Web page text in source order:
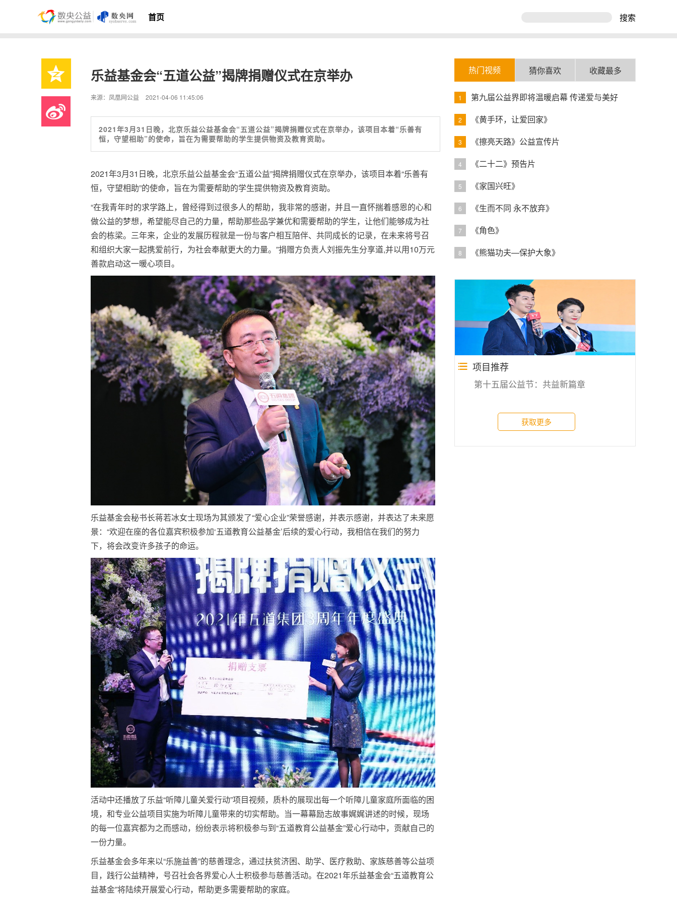
首页 搜索
乐益基金会“五道公益”揭牌捐赠仪式在京举办
来源：凤凰网公益 2021-04-06 11:45:06
2021年3月31日晚，北京乐益公益基金会“五道公益”揭牌捐赠仪式在京举办，该项目本着“乐善有
恒，守望相助”的使命，旨在为需要帮助的学生提供物资及教育资助。
2021年3月31日晚，北京乐益公益基金会“五道公益”揭牌捐赠仪式在京举办，该项目本着“乐善有
恒，守望相助”的使命，旨在为需要帮助的学生提供物资及教育资助。
“在我青年时的求学路上，曾经得到过很多人的帮助，我非常的感谢，并且一直怀揣着感恩的心和
做公益的梦想，希望能尽自己的力量，帮助那些品学兼优和需要帮助的学生，让他们能够成为社
会的栋梁。三年来，企业的发展历程就是一份与客户相互陪伴、共同成长的记录，在未来将号召
和组织大家一起携爱前行，为社会奉献更大的力量。”捐赠方负责人刘振先生分享道,并以用10万元
善款启动这一暖心项目。
乐益基金会秘书长蒋若冰女士现场为其颁发了“爱心企业”荣誉感谢，并表示感谢，并表达了未来愿
景：“欢迎在座的各位嘉宾积极参加‘五道教育公益基金’后续的爱心行动，我相信在我们的努力
下，将会改变许多孩子的命运。
活动中还播放了乐益“听障儿童关爱行动”项目视频，质朴的展现出每一个听障儿童家庭所面临的困
境，和专业公益项目实施为听障儿童带来的切实帮助。当一幕幕励志故事娓娓讲述的时候，现场
的每一位嘉宾都为之而感动，纷纷表示将积极参与到“五道教育公益基金”爱心行动中，贡献自己的
一份力量。
乐益基金会多年来以“乐施益善”的慈善理念，通过扶贫济困、助学、医疗救助、家族慈善等公益项
目，践行公益精神，号召社会各界爱心人士积极参与慈善活动。在2021年乐益基金会“五道教育公
益基金”将陆续开展爱心行动，帮助更多需要帮助的家庭。
热门视频 猜你喜欢 收藏最多
1 第九届公益界即将温暖启幕 传递爱与美好
2 《黄手环，让爱回家》
3 《擦亮天路》公益宣传片
4 《二十二》预告片
5 《家国兴旺》
6 《生而不同 永不放弃》
7 《角色》
8 《熊猫功夫—保护大象》
项目推荐
第十五届公益节：共益新篇章
获取更多